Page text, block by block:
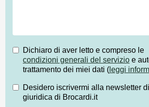
Dichiaro di aver letto e compreso le
condizioni generali del servizio e
trattamento dei miei dati ( leggi
Desidero iscrivermi alla newsletter
giuridica di Brocardi.it